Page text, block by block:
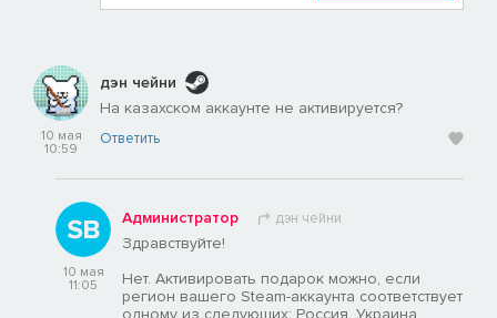
10 мая
10:59
дэн чейни
На казахском аккаунте не активируется?
Ответить
10 мая
11:05
Администратор дэн чейни
Здравствуйте!
Нет. Активировать подарок можно, если
регион вашего Steam-аккаунта соответствует
одному из следующих: Россия, Украина